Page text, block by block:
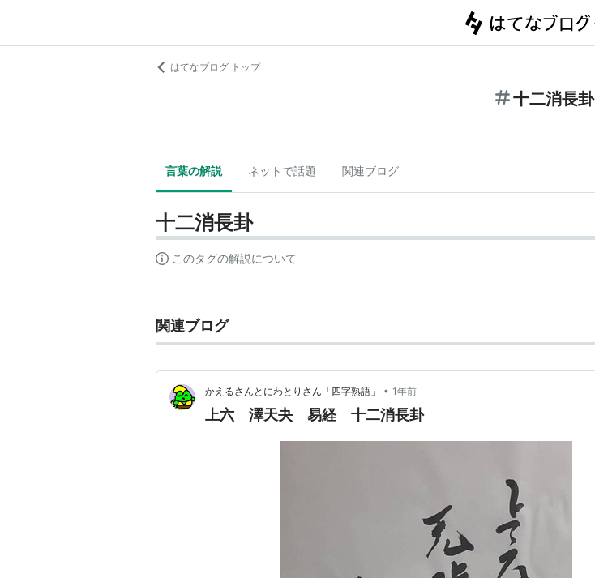
はてなブログ トップ
十二消長卦
言葉の解説 ネットで話題 関連ブログ
十二消長卦
このタグの解説について
関連ブログ
かえるさんとにわとりさん「四字熟語」 • 1年前
上六 澤天夬 易経 十二消長卦